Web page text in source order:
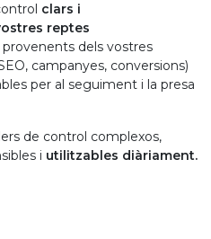
clars i
reptes
provenents dels vostres
campanyes, conversions)
per al seguiment i la presa
de control complexos,
i utilitzables diàriament.